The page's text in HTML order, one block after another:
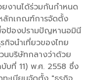
งานได้ร่วมกันกำหนด
ลักเกณฑ์การจัดตั้ง
อป้องปรามปัญหานอมินี
กิจนำเที่ยวของไทย
นบริษัทกลางว่าด้วย
บที่ 11) พ.ศ. 2558 ซึ่ง